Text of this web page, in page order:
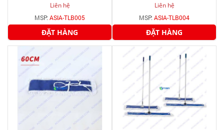
Liên hệ
MSP: ASIA-TLB005
ĐẶT HÀNG
Liên hệ
MSP: ASIA-TLB004
ĐẶT HÀNG